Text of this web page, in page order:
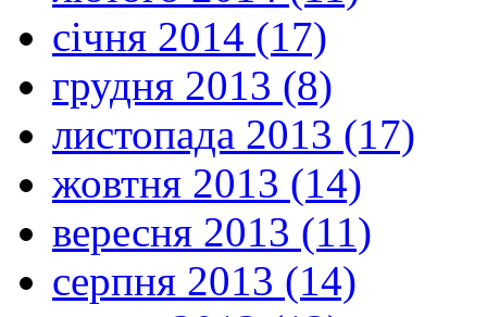
січня 2014 (17)
грудня 2013 (8)
листопада 2013 (17)
жовтня 2013 (14)
вересня 2013 (11)
серпня 2013 (14)